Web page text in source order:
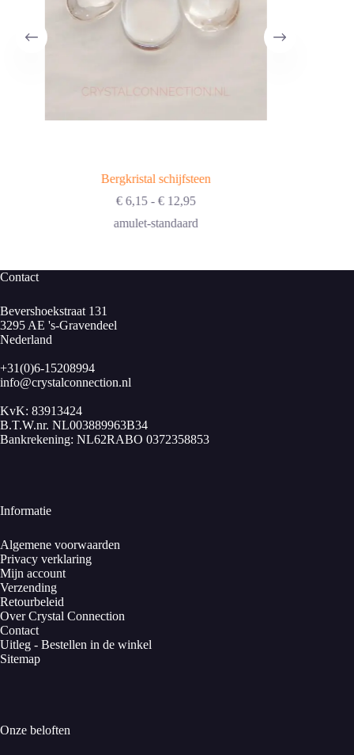
Bergkristal schijfsteen
€6,15 - €12,95Prijsklasse:
tot
amulet-standaard
Contact
Bevershoekstraat 131
3295 AE 's-Gravendeel
Nederland
+31(0)6-15208994
info@crystalconnection.nl
KvK: 83913424
B.T.W.nr. NL003889963B34
Bankrekening: NL62RABO 0372358853
Informatie
Algemene voorwaarden
Privacy verklaring
Mijn account
Verzending
Retourbeleid
Over Crystal Connection
Contact
Uitleg - Bestellen in de winkel
Sitemap
Onze beloften